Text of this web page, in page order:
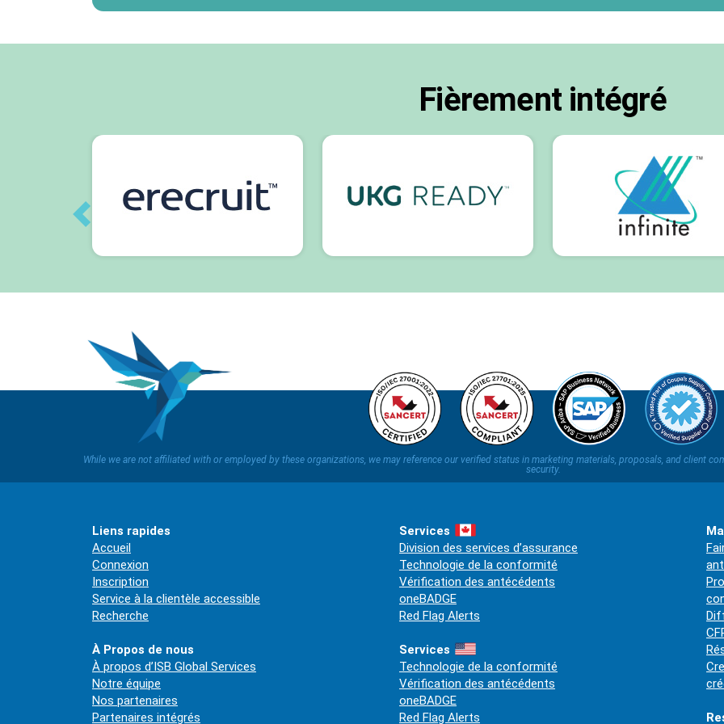
Fièrement intégré
Previous
While we are not affiliated with or employed by these organizations, we may reference our verified status in marketing materials, proposals, and client
security.
Liens rapides
Accueil
Connexion
Inscription
Service à la clientèle accessible
Recherche
À Propos de nous
À propos d’ISB Global Services
Notre équipe
Nos partenaires
Partenaires intégrés
Services
Division des services d’assurance
Technologie de la conformité
Vérification des antécédents
oneBADGE
Red Flag Alerts
Services
Technologie de la conformité
Vérification des antécédents
oneBADGE
Red Flag Alerts